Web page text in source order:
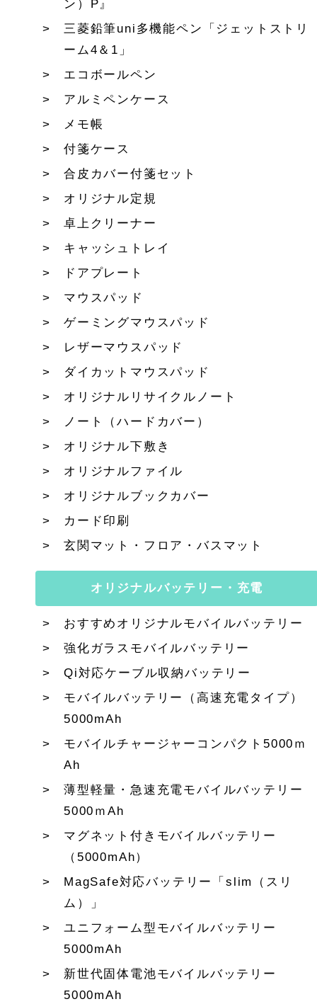
ン）P』
三菱鉛筆uni多機能ペン「ジェットストリ
ーム4＆1」
エコボールペン
アルミペンケース
メモ帳
付箋ケース
合皮カバー付箋セット
オリジナル定規
卓上クリーナー
キャッシュトレイ
ドアプレート
マウスパッド
ゲーミングマウスパッド
レザーマウスパッド
ダイカットマウスパッド
オリジナルリサイクルノート
ノート（ハードカバー）
オリジナル下敷き
オリジナルファイル
オリジナルブックカバー
カード印刷
玄関マット・フロア・バスマット
オリジナルバッテリー・充電
おすすめオリジナルモバイルバッテリー
強化ガラスモバイルバッテリー
Qi対応ケーブル収納バッテリー
モバイルバッテリー（高速充電タイプ）
5000mAh
モバイルチャージャーコンパクト5000ｍ
Ah
薄型軽量・急速充電モバイルバッテリー
5000ｍAh
マグネット付きモバイルバッテリー
（5000mAh）
MagSafe対応バッテリー「slim（スリ
ム）」
ユニフォーム型モバイルバッテリー
5000mAh
新世代固体電池モバイルバッテリー
5000mAh